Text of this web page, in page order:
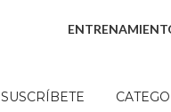
SUSCRÍBETE